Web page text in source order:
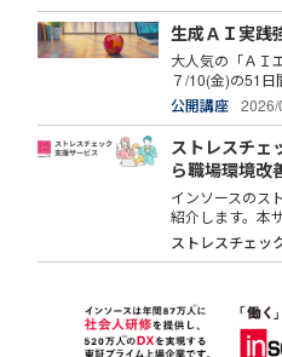
生成ＡＩ実践
大人気の「ＡＩ
７/10(金)の51日
公開講座
2026/
ストレスチェ
ら職場環境改
インソースのス
紹介します。本
ストレスチェッ